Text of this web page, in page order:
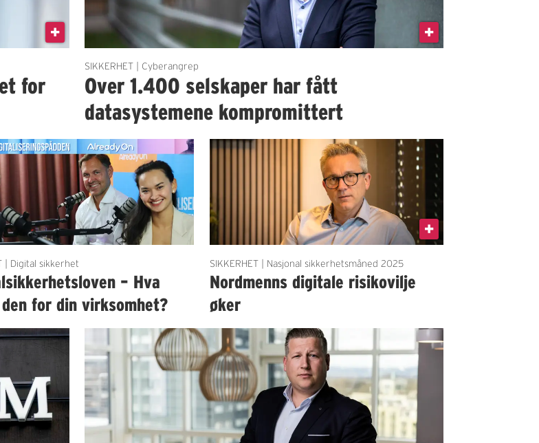
for
SIKKERHET | Cyberangrep
Over 1.400 selskaper har fått
datasystemene kompromittert
| Digital sikkerhet
– Hva
for din virksomhet?
SIKKERHET | Nasjonal sikkerhetsmåned 2025
Nordmenns digitale risikovilje
øker